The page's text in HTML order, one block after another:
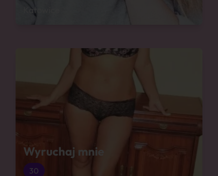
Katowice
Wyruchaj mnie
30